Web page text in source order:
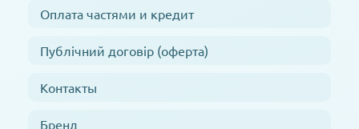
Оплата частями и кредит
Публічний договір (оферта)
Контакты
Бренд